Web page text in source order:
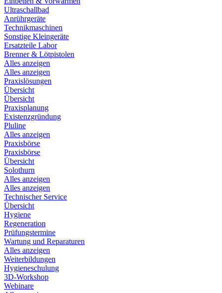
Ultraschallbad
Anrührgeräte
Technikmaschinen
Sonstige Kleingeräte
Ersatzteile Labor
Brenner & Lötpistolen
Alles anzeigen
Alles anzeigen
Praxislösungen
Übersicht
Übersicht
Praxisplanung
Existenzgründung
Pluline
Alles anzeigen
Praxisbörse
Praxisbörse
Übersicht
Solothurn
Alles anzeigen
Alles anzeigen
Technischer Service
Übersicht
Hygiene
Regeneration
Prüfungstermine
Wartung und Reparaturen
Alles anzeigen
Weiterbildungen
Hygieneschulung
3D-Workshop
Webinare